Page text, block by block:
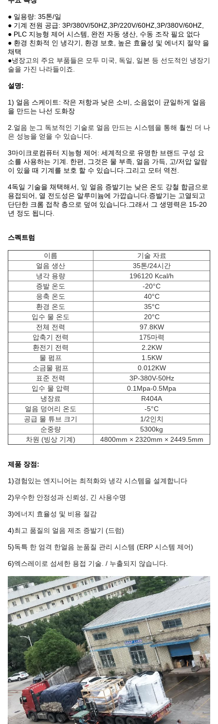
● 일용량: 35톤/일
● 기계 전원 공급: 3P/380V/50HZ,3P/220V/60HZ,3P/380V/60HZ,
● PLC 지능형 제어 시스템, 완전 자동 생산, 수동 조작 필요 없다
● 환경 친화적 인 냉각기, 환경 보호, 높은 효율성 및 에너지 절약 을
채택
●냉장고의 주요 부품들은 모두 미국, 독일, 일본 등 선도적인 냉장기
술을 가진 나라들이죠.
설명:
1) 얼음 스케이트: 작은 저항과 낮은 소비, 소음없이 균일하게 얼음
을 만드는 나선 도화장
2. 얼음 눈그 독보적인 기술로 얼음 만드는 시스템을 통해 훨씬 더 나
은 성능을 얻을 수 있습니다.
3마이크로컴퓨터 지능형 제어: 세계적으로 유명한 브랜드 구성 요
소를 사용하는 기계. 한편, 그것은 물 부족, 얼음 가득, 고/저압 알람
이 있을 때 기계를 보호 할 수 있습니다.그리고 모터 역전.
4독일 기술을 채택해서, 잎 얼음 증발기는 낮은 온도 강철 합금으로
용접되어, 열 전도성은 알루미늄에 가깝습니다.증발기는 고열되고
단단한 크롬 접착 층으로 덮여 있습니다.그래서 그 생명력은 15-20
년 정도 됩니다.
스펙트럼
이름
기술 자료
얼음 생산
35톤/24시간
냉각 용량
196120 Kcal/h
증발 온도
-20°C
응축 온도
40°C
환경 온도
35°C
입수 물 온도
20°C
전체 전력
97.8KW
압축기 전력
175마력
환전기 전력
2.2KW
물 펌프
1.5KW
소금물 펌프
0.012KW
표준 전력
3P-380V-50Hz
입수 물 압력
0.1Mpa-0.5Mpa
냉장료
R404A
얼음 덩어리 온도
-5°C
공급 물 튜브 크기
1/2인치
순중량
5300kg
차원 (빙상 기계)
4800mm × 2320mm × 2449.5mm
제품 장점:
1)경험있는 엔지니어는 최적화와 냉각 시스템을 설계합니다
2)우수한 안정성과 신뢰성, 긴 사용수명
3)에너지 효율성 및 비용 절감
4)최고 품질의 얼음 제조 증발기 (드럼)
5)독특 한 엄격 한얼음 눈품질 관리 시스템 (ERP 시스템 제어)
6)엑스레이로 섬세한 용접 기술. / 누출되지 않습니다.